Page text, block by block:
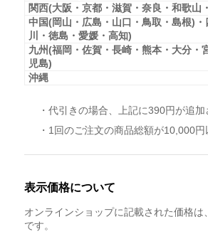
関西(大阪・京都・滋賀・奈良・和歌山
中国(岡山・広島・山口・鳥取・島根)・
川・徳島・愛媛・高知)
九州(福岡・佐賀・長崎・熊本・大分・
児島)
沖縄
・代引きの場合、上記に390円が追加
・1回のご注文の商品総額が10,000
表示価格について
オンラインショップに記載された価格は
です。